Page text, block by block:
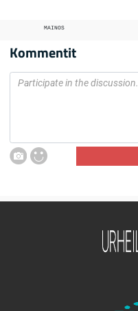
MAINOS
Kommentit